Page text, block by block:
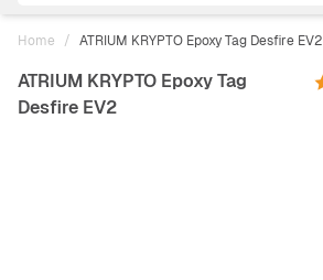
Home / ATRIUM KRYPTO Epoxy Tag Desfire EV2
ATRIUM KRYPTO Epoxy Tag
Desfire EV2